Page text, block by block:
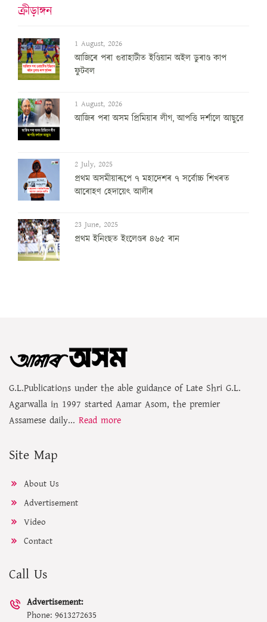
ক্ৰীড়াঙ্গন
1 August, 2026
আজিৰে পৰা গুৱাহাটীত ইণ্ডিয়ান অইল ডুৰাণ্ড কাপ
ফুটবল
1 August, 2026
আজিৰ পৰা অসম প্ৰিমিয়াৰ লীগ, আপত্তি দৰ্শালে আছুৱে
2 July, 2025
প্ৰথম অসমীয়াৰূপে ৭ মহাদেশৰ ৭ সৰ্বোচ্চ শিখৰত
আৰোহণ হেদায়েৎ আলীৰ
23 June, 2025
প্ৰথম ইনিংছত ইংলেণ্ডৰ ৪৬৫ ৰান
G.L.Publications under the able guidance of Late Shri G.L.
Agarwalla in 1997 started Aamar Asom, the premier
Assamese daily... Read more
Site Map
About Us
Advertisement
Video
Contact
Call Us
Advertisement:
Phone: 9613272635